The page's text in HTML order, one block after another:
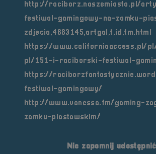
http://raciborz.naszemiasto.pl/
festiwal-gamingowy-na-zamku-
zdjecia,4683145,artgal,t,id,tm.html
https://www.californiaaccess.pl/
pl/151-i-raciborski-festiwal-
https://
festiwal-gamingowy/
http://www.vanessa.fm/gaming-
zamku-piastowskim/
Nie zapomnij